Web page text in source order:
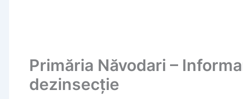
Primăria Năvodari –
dezinsecție